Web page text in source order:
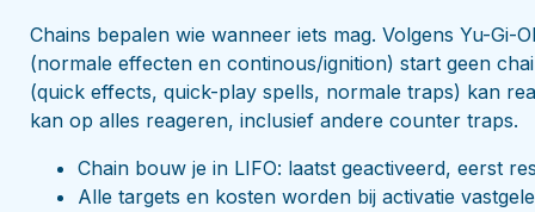
Chains bepalen wie wanneer iets mag. Volgens Yu-Gi-
(normale effecten en continous/ignition) start geen
(quick effects, quick-play spells, normale traps) kan
kan op alles reageren, inclusief andere counter traps.
Chain bouw je in LIFO: laatst geactiveerd, eerst
Alle targets en kosten worden bij activatie